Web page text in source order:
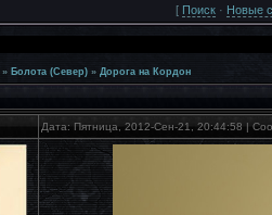
[ Поиск · Новые
» Болота (Север) » Дорога на Кордон
Дата: Пятница, 2012-Сен-21, 20:44:58 |